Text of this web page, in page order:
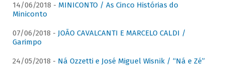
14/06/2018 - MINICONTO / As Cinco Histórias do
Miniconto
07/06/2018 - JOÃO CAVALCANTI E MARCELO CALDI /
Garimpo
24/05/2018 - Ná Ozzetti e José Miguel Wisnik / “Ná e Zé”